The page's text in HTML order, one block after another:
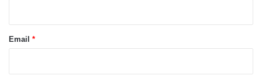
Email *